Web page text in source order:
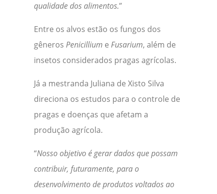
qualidade dos alimentos.”
Entre os alvos estão os fungos dos
gêneros Penicillium e Fusarium, além de
insetos considerados pragas agrícolas.
Já a mestranda Juliana de Xisto Silva
direciona os estudos para o controle de
pragas e doenças que afetam a
produção agrícola.
“Nosso objetivo é gerar dados que possam
contribuir, futuramente, para o
desenvolvimento de produtos voltados ao